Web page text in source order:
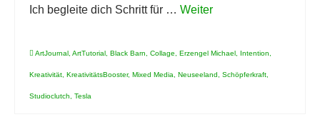
Ich begleite dich Schritt für … Weiter
ArtJournal ArtTutorial Black Barn Collage Erzengel Michael Intention
Kreativität KreativitätsBooster, Mixed Media Neuseeland Schöpferkraft
Studioclutch Tesla